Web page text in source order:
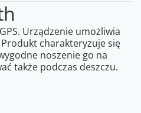
Urządzenie umożliwia
charakteryzuje się
noszenie go na
także podczas deszczu.